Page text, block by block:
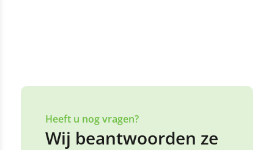
Heeft u nog vragen?
Wij beantwoorden ze